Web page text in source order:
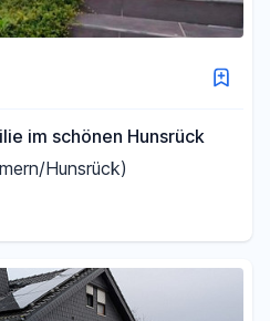
im schönen Hunsrück
Hunsrück)